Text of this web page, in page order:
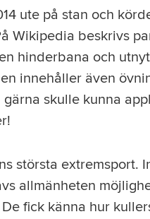
ute på stan och
Wikipedia beskrivs
hinderbana och
innehåller även
skulle kunna
största extremsport.
allmänheten
fick känna hur